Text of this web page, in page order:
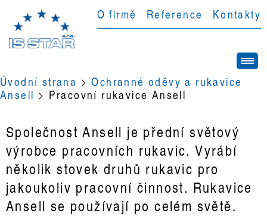
O firmě Reference Kontakty
Úvodní strana >Ochranné oděvy a rukavice
Ansell > Pracovní rukavice Ansell
Společnost Ansell je přední světový
výrobce pracovních rukavic. Vyrábí
několik stovek druhů rukavic pro
jakoukoliv pracovní činnost. Rukavice
Ansell se používají po celém světě.